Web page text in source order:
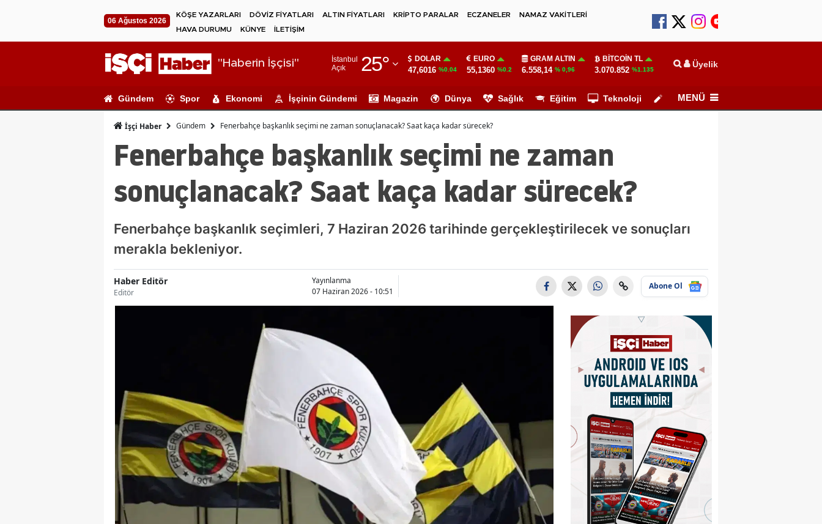
06 Ağustos 2026
KÖŞE YAZARLARI DÖVİZ FİYATLARI ALTIN FİYATLARI KRİPTO PARALAR ECZANELER
NAMAZ VAKİTLERİ
HAVA DURUMU
KÜNYE İLETİŞİM
"Haberin İşçisi"
İstanbul
Açık
25°
Adıyaman
Ağrı
Antalya
Aydın
Bilecik
Bolu
Burdur
Bursa
Çanakkale
Çankırı
Denizli
DOLAR
47,6016 %0.04
EURO
55,1360 %0.2
GRAM ALTIN
6.558,14 % 0,96
BITCOIN TL
3.070.852 %1.135 Üyelik
Gündem Spor Ekonomi İşçinin Gündemi Magazin Dünya Sağlık Eğitim Teknoloji Köşe Yazarları
MENÜ
İşçi Haber Gündem Fenerbahçe başkanlık seçimi ne zaman sonuçlanacak? Saat kaça kadar sürecek?
Fenerbahçe başkanlık seçimi ne zaman
sonuçlanacak? Saat kaça kadar sürecek?
Fenerbahçe başkanlık seçimleri, 7 Haziran 2026 tarihinde gerçekleştirilecek ve sonuçları
merakla bekleniyor.
Haber Editör
Editör
Yayınlanma
07 Haziran 2026 - 10:51
Abone Ol